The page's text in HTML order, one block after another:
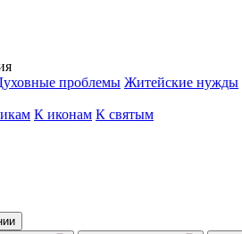
проблемы Житейские нужды
К иконам К святым